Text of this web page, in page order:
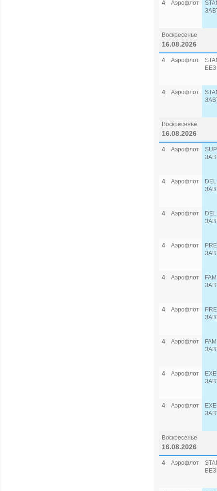
4 Аэрофлот
Воскресенье
16.08.2026
4 Аэрофлот
4 Аэрофлот
Воскресенье
16.08.2026
4 Аэрофлот
4 Аэрофлот
4 Аэрофлот
4 Аэрофлот
4 Аэрофлот
4 Аэрофлот
4 Аэрофлот
4 Аэрофлот
4 Аэрофлот
Воскресенье
16.08.2026
4 Аэрофлот